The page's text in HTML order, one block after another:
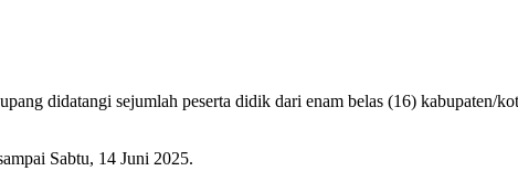
didatangi sejumlah peserta didik dari enam belas (16) kabupaten/
Sabtu, 14 Juni 2025.